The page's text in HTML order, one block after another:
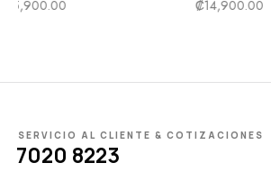
₡14,900.00 ₡
SERVICIO AL CLIENTE & COTIZACIONES
7020 8223